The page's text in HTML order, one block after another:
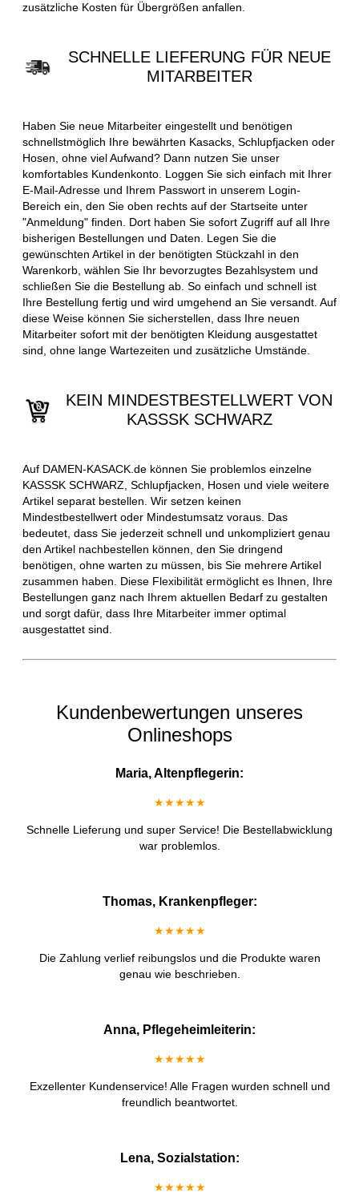
zusätzliche Kosten für Übergrößen anfallen.
SCHNELLE LIEFERUNG FÜR NEUE
MITARBEITER
Haben Sie neue Mitarbeiter eingestellt und benötigen
schnellstmöglich Ihre bewährten Kasacks, Schlupfjacken oder
Hosen, ohne viel Aufwand? Dann nutzen Sie unser
komfortables Kundenkonto. Loggen Sie sich einfach mit Ihrer
E-Mail-Adresse und Ihrem Passwort in unserem Login-
Bereich ein, den Sie oben rechts auf der Startseite unter
"Anmeldung" finden. Dort haben Sie sofort Zugriff auf all Ihre
bisherigen Bestellungen und Daten. Legen Sie die
gewünschten Artikel in der benötigten Stückzahl in den
Warenkorb, wählen Sie Ihr bevorzugtes Bezahlsystem und
schließen Sie die Bestellung ab. So einfach und schnell ist
Ihre Bestellung fertig und wird umgehend an Sie versandt. Auf
diese Weise können Sie sicherstellen, dass Ihre neuen
Mitarbeiter sofort mit der benötigten Kleidung ausgestattet
sind, ohne lange Wartezeiten und zusätzliche Umstände.
KEIN MINDESTBESTELLWERT VON
KASSSK SCHWARZ
Auf DAMEN-KASACK.de können Sie problemlos einzelne
KASSSK SCHWARZ, Schlupfjacken, Hosen und viele weitere
Artikel separat bestellen. Wir setzen keinen
Mindestbestellwert oder Mindestumsatz voraus. Das
bedeutet, dass Sie jederzeit schnell und unkompliziert genau
den Artikel nachbestellen können, den Sie dringend
benötigen, ohne warten zu müssen, bis Sie mehrere Artikel
zusammen haben. Diese Flexibilität ermöglicht es Ihnen, Ihre
Bestellungen ganz nach Ihrem aktuellen Bedarf zu gestalten
und sorgt dafür, dass Ihre Mitarbeiter immer optimal
ausgestattet sind.
Kundenbewertungen unseres
Onlineshops
Maria, Altenpflegerin:
★★★★★
Schnelle Lieferung und super Service! Die Bestellabwicklung
war problemlos.
Thomas, Krankenpfleger:
★★★★★
Die Zahlung verlief reibungslos und die Produkte waren
genau wie beschrieben.
Anna, Pflegeheimleiterin:
★★★★★
Exzellenter Kundenservice! Alle Fragen wurden schnell und
freundlich beantwortet.
Lena, Sozialstation:
★★★★★